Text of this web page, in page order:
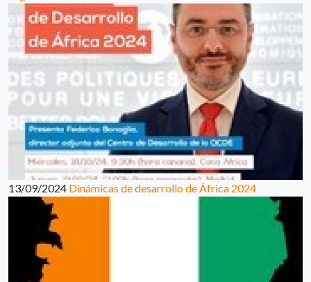
13/09/2024 Dinámicas de desarrollo de África 2024